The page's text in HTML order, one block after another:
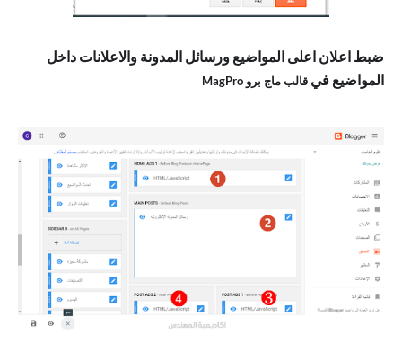
ضبط اعلان اعلى المواضيع ورسائل المدونة والاعلانات داخل
المواضيع في قالب ماج برو MagPro